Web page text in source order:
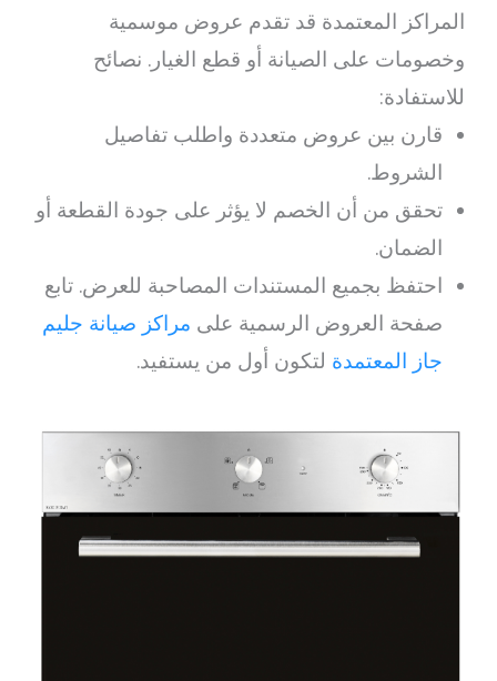
المراكز المعتمدة قد تقدم عروض موسمية
وخصومات على الصيانة أو قطع الغيار. نصائح
للاستفادة:
قارن بين عروض متعددة واطلب تفاصيل
الشروط.
تحقق من أن الخصم لا يؤثر على جودة القطعة أو
الضمان.
احتفظ بجميع المستندات المصاحبة للعرض. تابع
صفحة العروض الرسمية على مراكز صيانة جليم
جاز المعتمدة لتكون أول من يستفيد.